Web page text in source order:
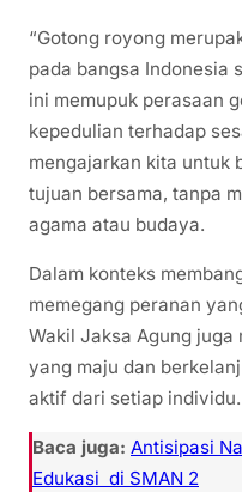
“Gotong royong
pada bangsa Indonesia
ini memupuk perasaan
kepedulian terhadap
mengajarkan kita untuk
tujuan bersama, tanpa
agama atau budaya.
Dalam konteks
memegang peranan
Wakil Jaksa Agung
yang maju dan
aktif dari setiap individu.
Baca juga: Antisipasi
Edukasi di SMAN 2